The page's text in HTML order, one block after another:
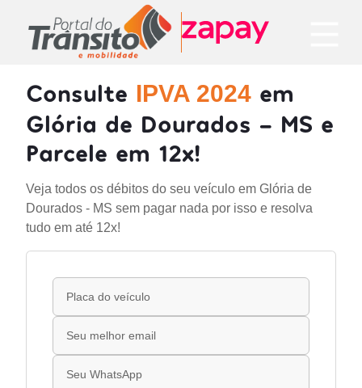
Consulte IPVA 2024 em
Glória de Dourados - MS e
Parcele em 12x!
Veja todos os débitos do seu veículo em Glória de
Dourados - MS sem pagar nada por isso e resolva
tudo em até 12x!